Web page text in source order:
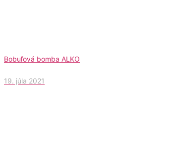
Bobuľová bomba ALKO
19. júla 2021